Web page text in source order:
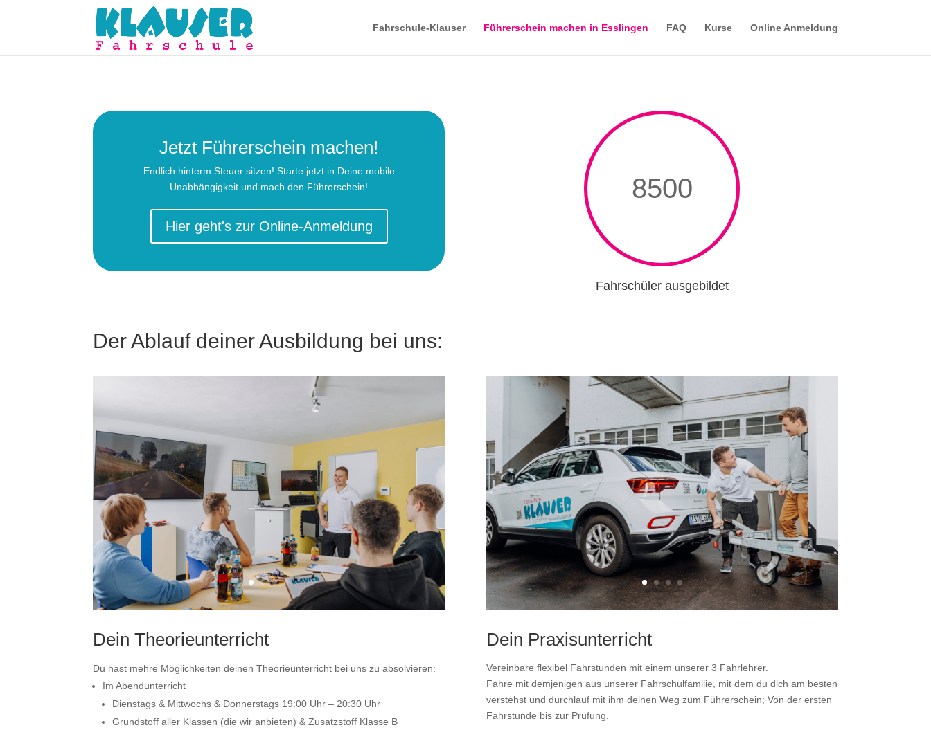
Fahrschule-Klauser Führerschein machen in Esslingen FAQ Kurse Online Anmeldung
Jetzt Führerschein machen!
Endlich hinterm Steuer sitzen! Starte jetzt in Deine mobile
Unabhängigkeit und mach den Führerschein!
Hier geht's zur Online-Anmeldung
8500
Fahrschüler ausgebildet
Der Ablauf deiner Ausbildung bei uns:
Dein Theorieunterricht
Du hast mehre Möglichkeiten deinen Theorieunterricht bei uns zu absolvieren:
Im Abendunterricht
Dienstags & Mittwochs & Donnerstags 19:00 Uhr – 20:30 Uhr
Grundstoff aller Klassen (die wir anbieten) & Zusatzstoff Klasse B
Dein Praxisunterricht
Vereinbare flexibel Fahrstunden mit einem unserer 3 Fahrlehrer.
Fahre mit demjenigen aus unserer Fahrschulfamilie, mit dem du dich am besten
verstehst und durchlauf mit ihm deinen Weg zum Führerschein; Von der ersten
Fahrstunde bis zur Prüfung.